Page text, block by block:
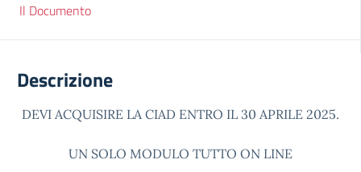
Il Documento
Descrizione
DEVI ACQUISIRE LA CIAD ENTRO IL 30 APRILE 2025.
UN SOLO MODULO TUTTO ON LINE